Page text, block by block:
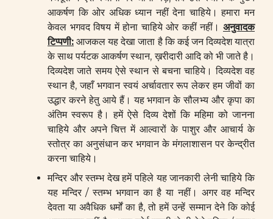
आकर्षण कि ओर अधिक ध्यान नहीं देना चाहिये। हमारा मन
केवल भगवद विषय में होना चाहिये ओर कहीं नहीं। अनुवादक
टिप्पणी: आजकल यह देखा जाता है कि कई जन दिव्यदेश यात्रा
के साथ पर्यटक आकर्षण स्थान, ख़रीदारी आदि को भी जाते है।
दिव्यदेश जाते समय ऐसे स्थान से बचना चाहिये। दिव्यदेश वह
स्थान है, जहाँ भगवान स्वयं अर्चावतार रूप लेकर हम जीवों का
उद्धार करने हेतु आये हैं। यह भगवान के सौलभ्य और कृपा का
अंतिम स्वरूप है। हमें ऐसे दिव्य देशों कि महिमा को जानना
चाहिये और अपने चित्त में आल्वारों के पाशुर और आचार्य के
स्तोत्र का अनुसंधान कर भगवान के मंगलाशासन पर केन्द्रीत
करना चाहिये।
मन्दिर और स्तम्भ देख हमें पहिले यह जानकारी लेनी चाहिये कि
यह मन्दिर / स्तम्भ भगवान का है या नहीं। अगर वह मन्दिर
देवता या अवैधिक धर्मों का है, तो हमें उन्हें सम्मान देने कि कोई